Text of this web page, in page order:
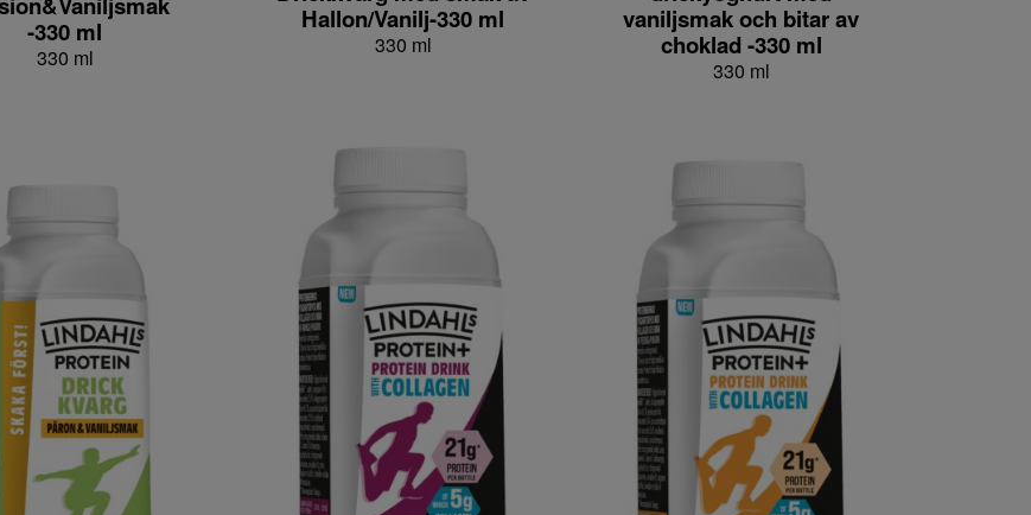
-330 ml
330 ml
Hallon/Vanilj-330 ml
330 ml
vaniljsmak och bitar av
choklad -330 ml
330 ml